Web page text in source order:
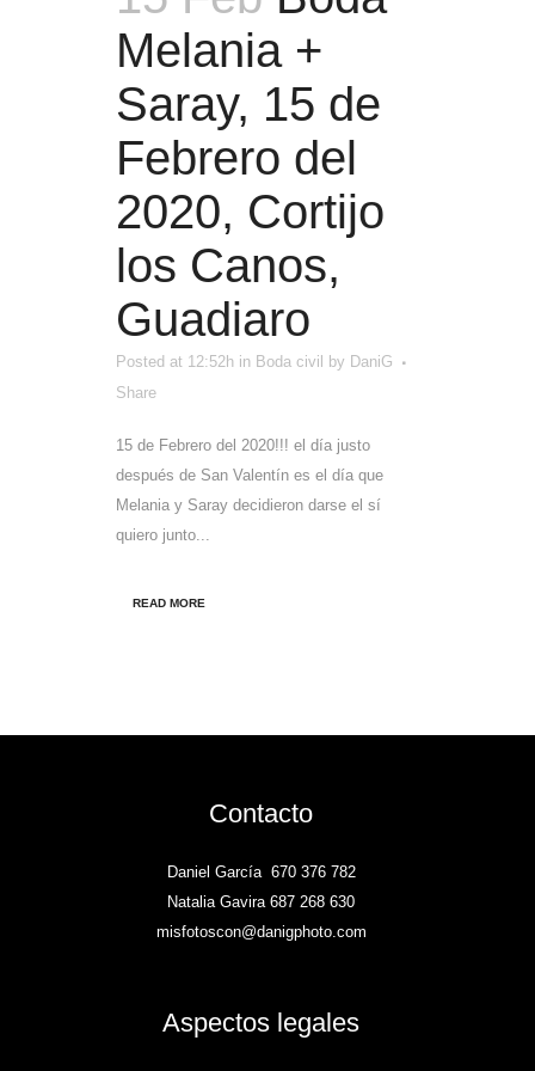
Melania +
Saray, 15 de
Febrero del
2020, Cortijo
los Canos,
Guadiaro
Posted at 12:52h in Boda civil by DaniG
Share
15 de Febrero del 2020!!! el día justo
después de San Valentín es el día que
Melania y Saray decidieron darse el sí
quiero junto...
READ MORE
Contacto
Daniel García 670 376 782
Natalia Gavira 687 268 630
misfotoscon@danigphoto.com
Aspectos legales